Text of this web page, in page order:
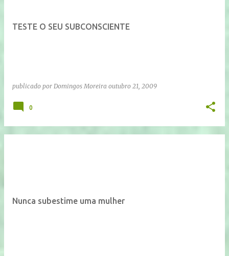
TESTE O SEU SUBCONSCIENTE
publicado por Domingos Moreira outubro 21, 2009
0
Nunca subestime uma mulher